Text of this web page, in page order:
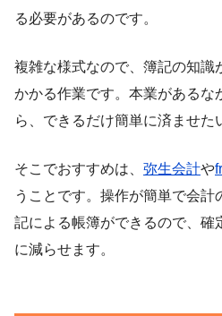
る必要があるのです。
複雑な様式なので、簿記の知識
かかる作業です。本業があるな
ら、できるだけ簡単に済ませた
そこでおすすめは、 弥生会計や
うことです。操作が簡単で会
記による帳簿ができるので、確
に減らせます。